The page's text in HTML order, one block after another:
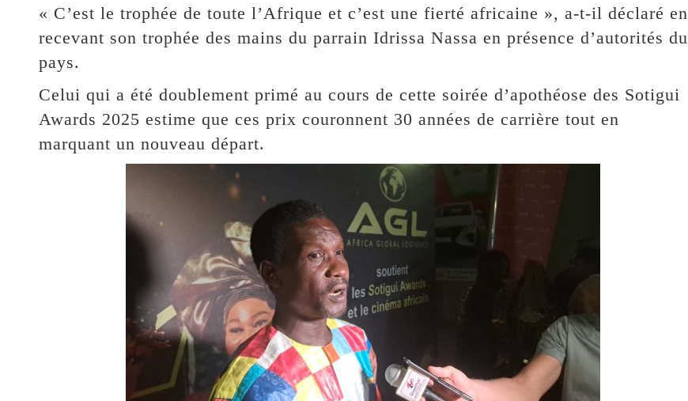
« C’est le trophée de toute l’Afrique et c’est une fierté africaine », a-t-il déclaré en
recevant son trophée des mains du parrain Idrissa Nassa en présence d’autorités du
pays.
Celui qui a été doublement primé au cours de cette soirée d’apothéose des Sotigui
Awards 2025 estime que ces prix couronnent 30 années de carrière tout en
marquant un nouveau départ.